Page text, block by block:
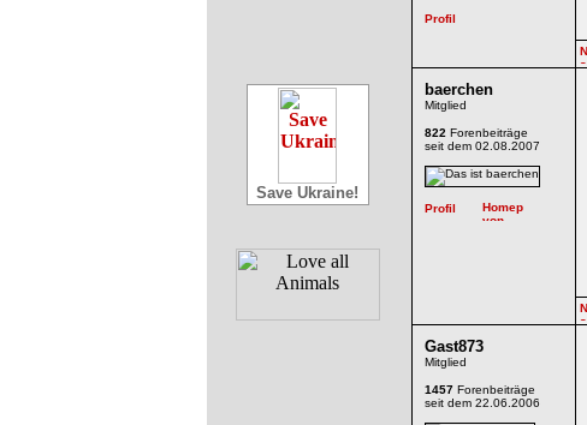
Save Ukraine!
baerchen
Mitglied
822 Forenbeiträge
seit dem 02.08.2007
Gast873
Mitglied
1457 Forenbeiträge
seit dem 22.06.2006